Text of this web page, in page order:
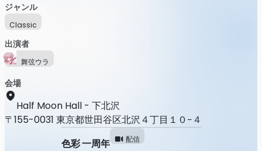
ジャンル
Classic
出演者
舞弦ウラ
会場
Half Moon Hall - 下北沢
〒155-0031 東京都世田谷区北沢４丁目１０−４
色彩 一周年
配信